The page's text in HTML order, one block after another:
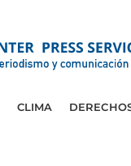
CLIMA